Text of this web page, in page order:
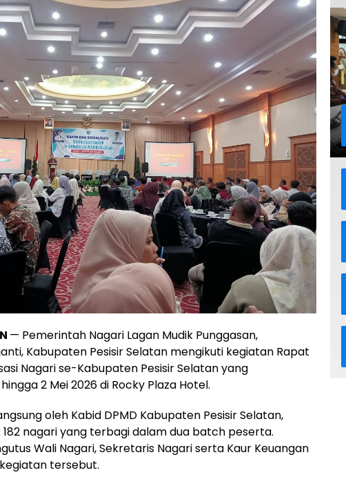
— Pemerintah Nagari Lagan Mudik Punggasan,
Kabupaten Pesisir Selatan mengikuti kegiatan Rapat
Nagari se-Kabupaten Pesisir Selatan yang
2 Mei 2026 di Rocky Plaza Hotel.
oleh Kabid DPMD Kabupaten Pesisir Selatan,
nagari yang terbagi dalam dua batch peserta.
Wali Nagari, Sekretaris Nagari serta Kaur Keuangan
tersebut.